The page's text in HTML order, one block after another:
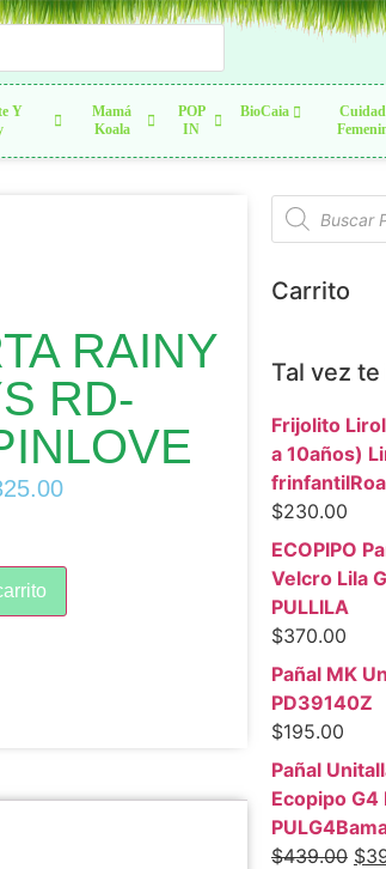
Y
Mamá
Koala
POP
IN
BioCaia
RAINY
RD-
Carrito
Tal vez
Frijolito
a 10años)
$230.00
ECOPIPO
Velcro Lila
PULLILA
$370.00
Pañal MK
PD39140Z
$195.00
Pañal
Ecopipo G4
$439.00 $